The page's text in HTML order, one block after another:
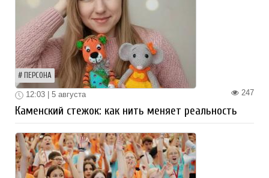
ПЕРСОНА
247
12:03 | 5 августа
Каменский стежок: как нить меняет реальность